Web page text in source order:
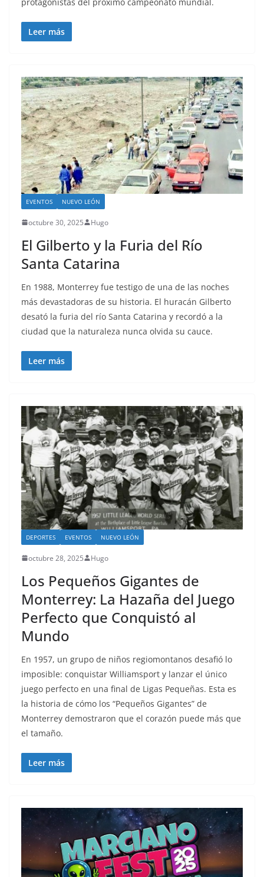
Leer más
EVENTOS NUEVO LEÓN
octubre 30, 2025 Hugo
El Gilberto y la Furia del Río
Santa Catarina
En 1988, Monterrey fue testigo de una de las noches
más devastadoras de su historia. El huracán Gilberto
desató la furia del río Santa Catarina y recordó a la
ciudad que la naturaleza nunca olvida su cauce.
Leer más
DEPORTES EVENTOS NUEVO LEÓN
octubre 28, 2025 Hugo
Los Pequeños Gigantes de
Monterrey: La Hazaña del Juego
Perfecto que Conquistó al
Mundo
En 1957, un grupo de niños regiomontanos desafió lo
imposible: conquistar Williamsport y lanzar el único
juego perfecto en una final de Ligas Pequeñas. Esta es
la historia de cómo los “Pequeños Gigantes” de
Monterrey demostraron que el corazón puede más que
el tamaño.
Leer más